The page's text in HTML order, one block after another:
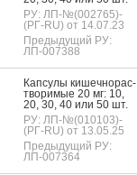
РУ: ЛП-№(002765)-
(РГ-RU) от 14.07.23
Предыдущий РУ:
ЛП-007388
Кап­су­лы ки­шеч­но­рас­
тво­римые 20 мг: 10,
20, 30, 40 или 50 шт.
РУ: ЛП-№(010103)-
(РГ-RU) от 13.05.25
Предыдущий РУ:
ЛП-007364